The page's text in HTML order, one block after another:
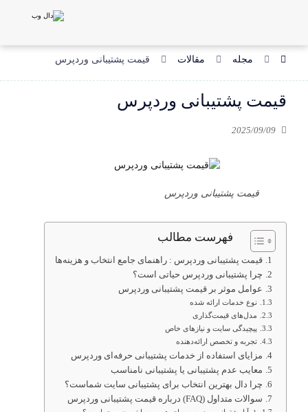
مجله مقالات قیمت پشتیبانی وردپرس
قیمت پشتیبانی وردپرس
2025/09/09
قیمت پشتیبانی وردپرس
فهرست مطالب
قیمت پشتیبانی وردپرس : راهنمای جامع انتخاب و هزینه‌ها
چرا پشتیبانی وردپرس حیاتی است؟
عوامل موثر بر قیمت پشتیبانی وردپرس
نوع خدمات ارائه شده
مدل‌های قیمت‌گذاری
پیچیدگی سایت و نیازهای خاص
تجربه و تخصص ارائه‌دهنده
مزایای استفاده از خدمات پشتیبانی حرفه‌ای وردپرس
معایب عدم پشتیبانی یا پشتیبانی نامناسب
چرا دال بهترین انتخاب برای پشتیبانی سایت شماست؟
سوالات متداول (FAQ) درباره قیمت پشتیبانی وردپرس